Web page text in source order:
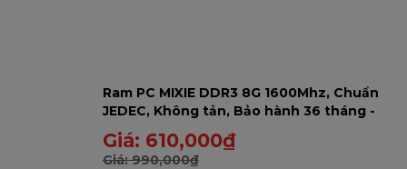
Ram PC MIXIE DDR3 8G 1600Mhz, Chuẩn
JEDEC, Không tản, Bảo hành 36 tháng -
8GD31600-U
Giá: 610,000₫
Giá:990,000₫